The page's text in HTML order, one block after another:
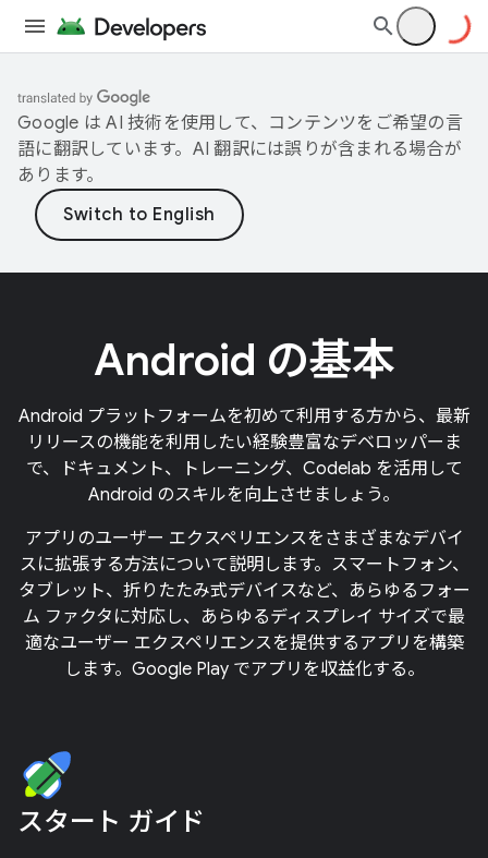
Google は AI 技術を使用して、コンテンツをご希望の言
語に翻訳しています。AI 翻訳には誤りが含まれる場合が
あります。
Android の基本
Android プラットフォームを初めて利用する方から、最新
リリースの機能を利用したい経験豊富なデベロッパーま
で、ドキュメント、トレーニング、Codelab を活用して
Android のスキルを向上させましょう。
アプリのユーザー エクスペリエンスをさまざまなデバイ
スに拡張する方法について説明します。スマートフォン、
タブレット、折りたたみ式デバイスなど、あらゆるフォー
ム ファクタに対応し、あらゆるディスプレイ サイズで最
適なユーザー エクスペリエンスを提供するアプリを構築
します。Google Play でアプリを収益化する。
スタート ガイド